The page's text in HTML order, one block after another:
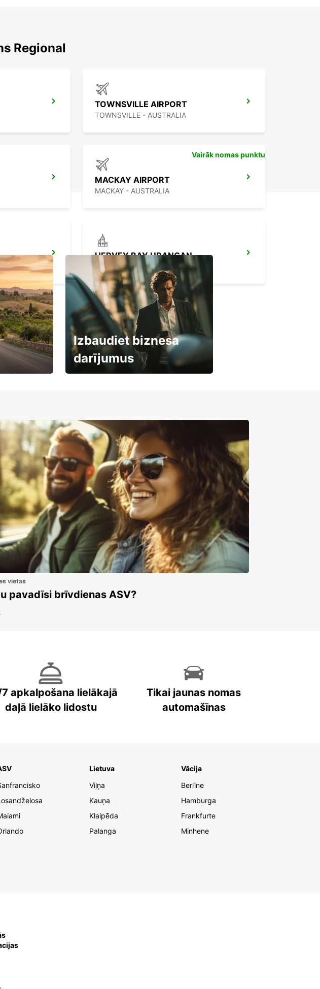
Regional
TOWNSVILLE AIRPORT
TOWNSVILLE - AUSTRALIA
MACKAY AIRPORT
MACKAY - AUSTRALIA
HERVEY BAY URANGAN
URANGAN - AUSTRALIA
Vairāk nomas punktu
Izbaudiet biznesa
darījumus
vietas
pavadīsi brīvdienas ASV?
apkalpošana lielākajā
daļā lielāko lidostu
Tikai jaunas nomas
automašīnas
Lietuva
Viļņa
Kauņa
Klaipēda
Palanga
Vācija
Berlīne
Hamburga
Frankfurte
Minhene